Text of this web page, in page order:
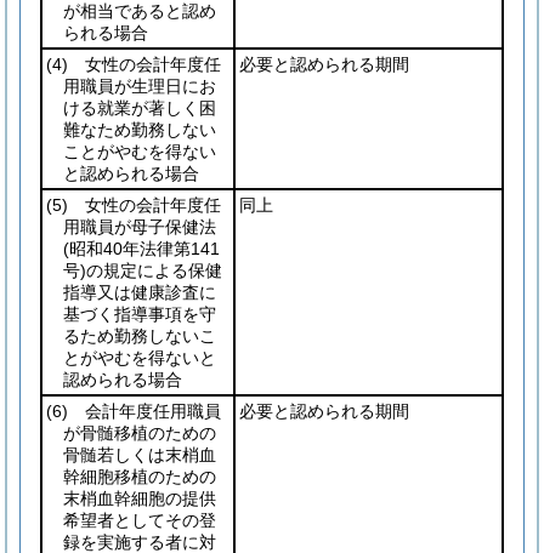
が相当であると認め
られる場合
(4) 女性の会計年度任
用職員が生理日にお
ける就業が著しく困
難なため勤務しない
ことがやむを得ない
と認められる場合
必要と認められる期間
(5) 女性の会計年度任
用職員が母子保健法
(昭和40年法律第141
号)の規定による保健
指導又は健康診査に
基づく指導事項を守
るため勤務しないこ
とがやむを得ないと
認められる場合
同上
(6) 会計年度任用職員
が骨髄移植のための
骨髄若しくは末梢血
幹細胞移植のための
末梢血幹細胞の提供
希望者としてその登
録を実施する者に対
必要と認められる期間